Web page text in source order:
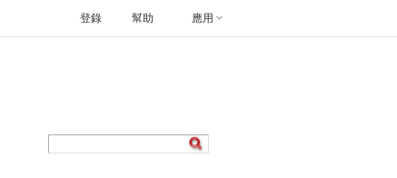
幫助 應用
登錄